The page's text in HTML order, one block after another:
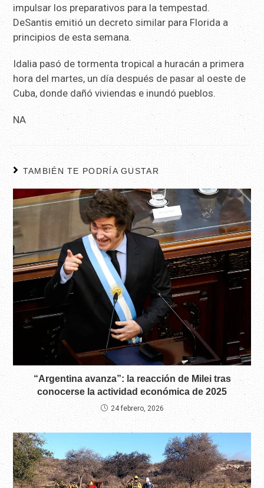
impulsar los preparativos para la tempestad.
DeSantis emitió un decreto similar para Florida a
principios de esta semana.
Idalia pasó de tormenta tropical a huracán a primera
hora del martes, un día después de pasar al oeste de
Cuba, donde dañó viviendas e inundó pueblos.
NA
TAMBIÉN TE PODRÍA GUSTAR
“Argentina avanza”: la reacción de Milei tras
conocerse la actividad económica de 2025
24 febrero, 2026